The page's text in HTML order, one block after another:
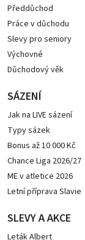
Předdůchod
Práce v důchodu
Slevy pro seniory
Výchovné
Důchodový věk
SÁZENÍ
Jak na LIVE sázení
Typy sázek
Bonus až 10 000 Kč
Chance Liga 2026/27
ME v atletice 2026
Letní příprava Slavie
SLEVY A AKCE
Leták Albert